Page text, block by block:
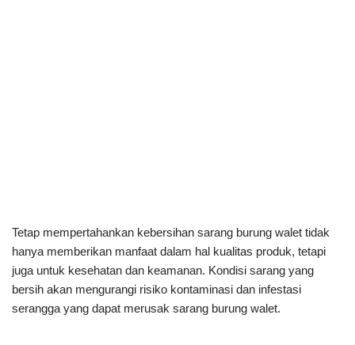
Tetap mempertahankan kebersihan sarang burung walet tidak
hanya memberikan manfaat dalam hal kualitas produk, tetapi
juga untuk kesehatan dan keamanan. Kondisi sarang yang
bersih akan mengurangi risiko kontaminasi dan infestasi
serangga yang dapat merusak sarang burung walet.